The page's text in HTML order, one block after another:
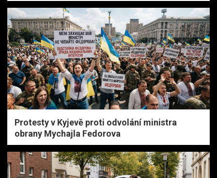
Protesty v Kyjevě proti odvolání ministra
obrany Mychajla Fedorova